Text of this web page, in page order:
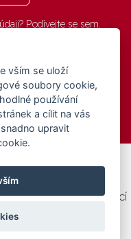
Podívejte se sem.
Obec Oznice. Software:
. Číslo Licence: 74274001
údajů,Přístupnost
v rámci programu
a modernizaci obcí
vším se uloží
soubory cookie,
používání
a cílit na vás
upravit